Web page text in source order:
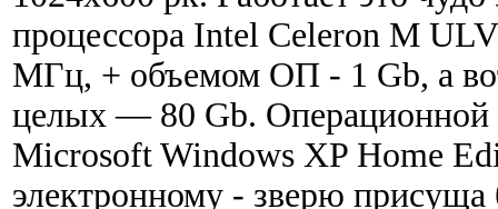
процессора Intel Celeron M
МГц, + объемом ОП - 1 Gb, а
целых — 80 Gb. Операционной
Microsoft Windows XP Home
электронному - зверю присуща